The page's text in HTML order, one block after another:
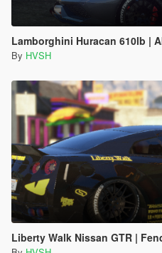
Lamborghini Huracan 610lb |
By HVSH
Liberty Walk Nissan GTR |